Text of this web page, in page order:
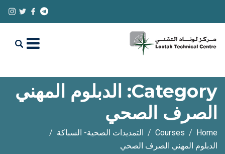
Category: الدبلوم المهني
الصرف الصحي
Home
Courses
التمديدات الصحية- السباكة
الدبلوم المهني الصرف الصحي